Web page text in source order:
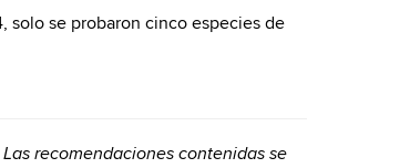
solo se probaron cinco especies de
recomendaciones contenidas se